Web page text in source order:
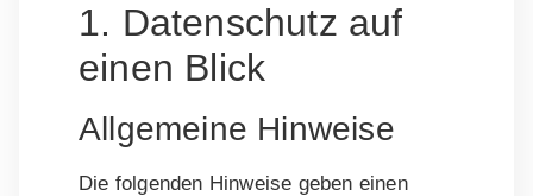
1. Datenschutz auf
einen Blick
Allgemeine Hinweise
Die folgenden Hinweise geben einen